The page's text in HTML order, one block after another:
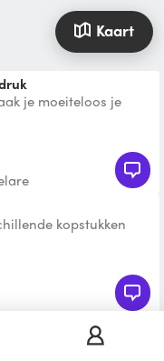
Kaart
je moeiteloos je
kopstukken